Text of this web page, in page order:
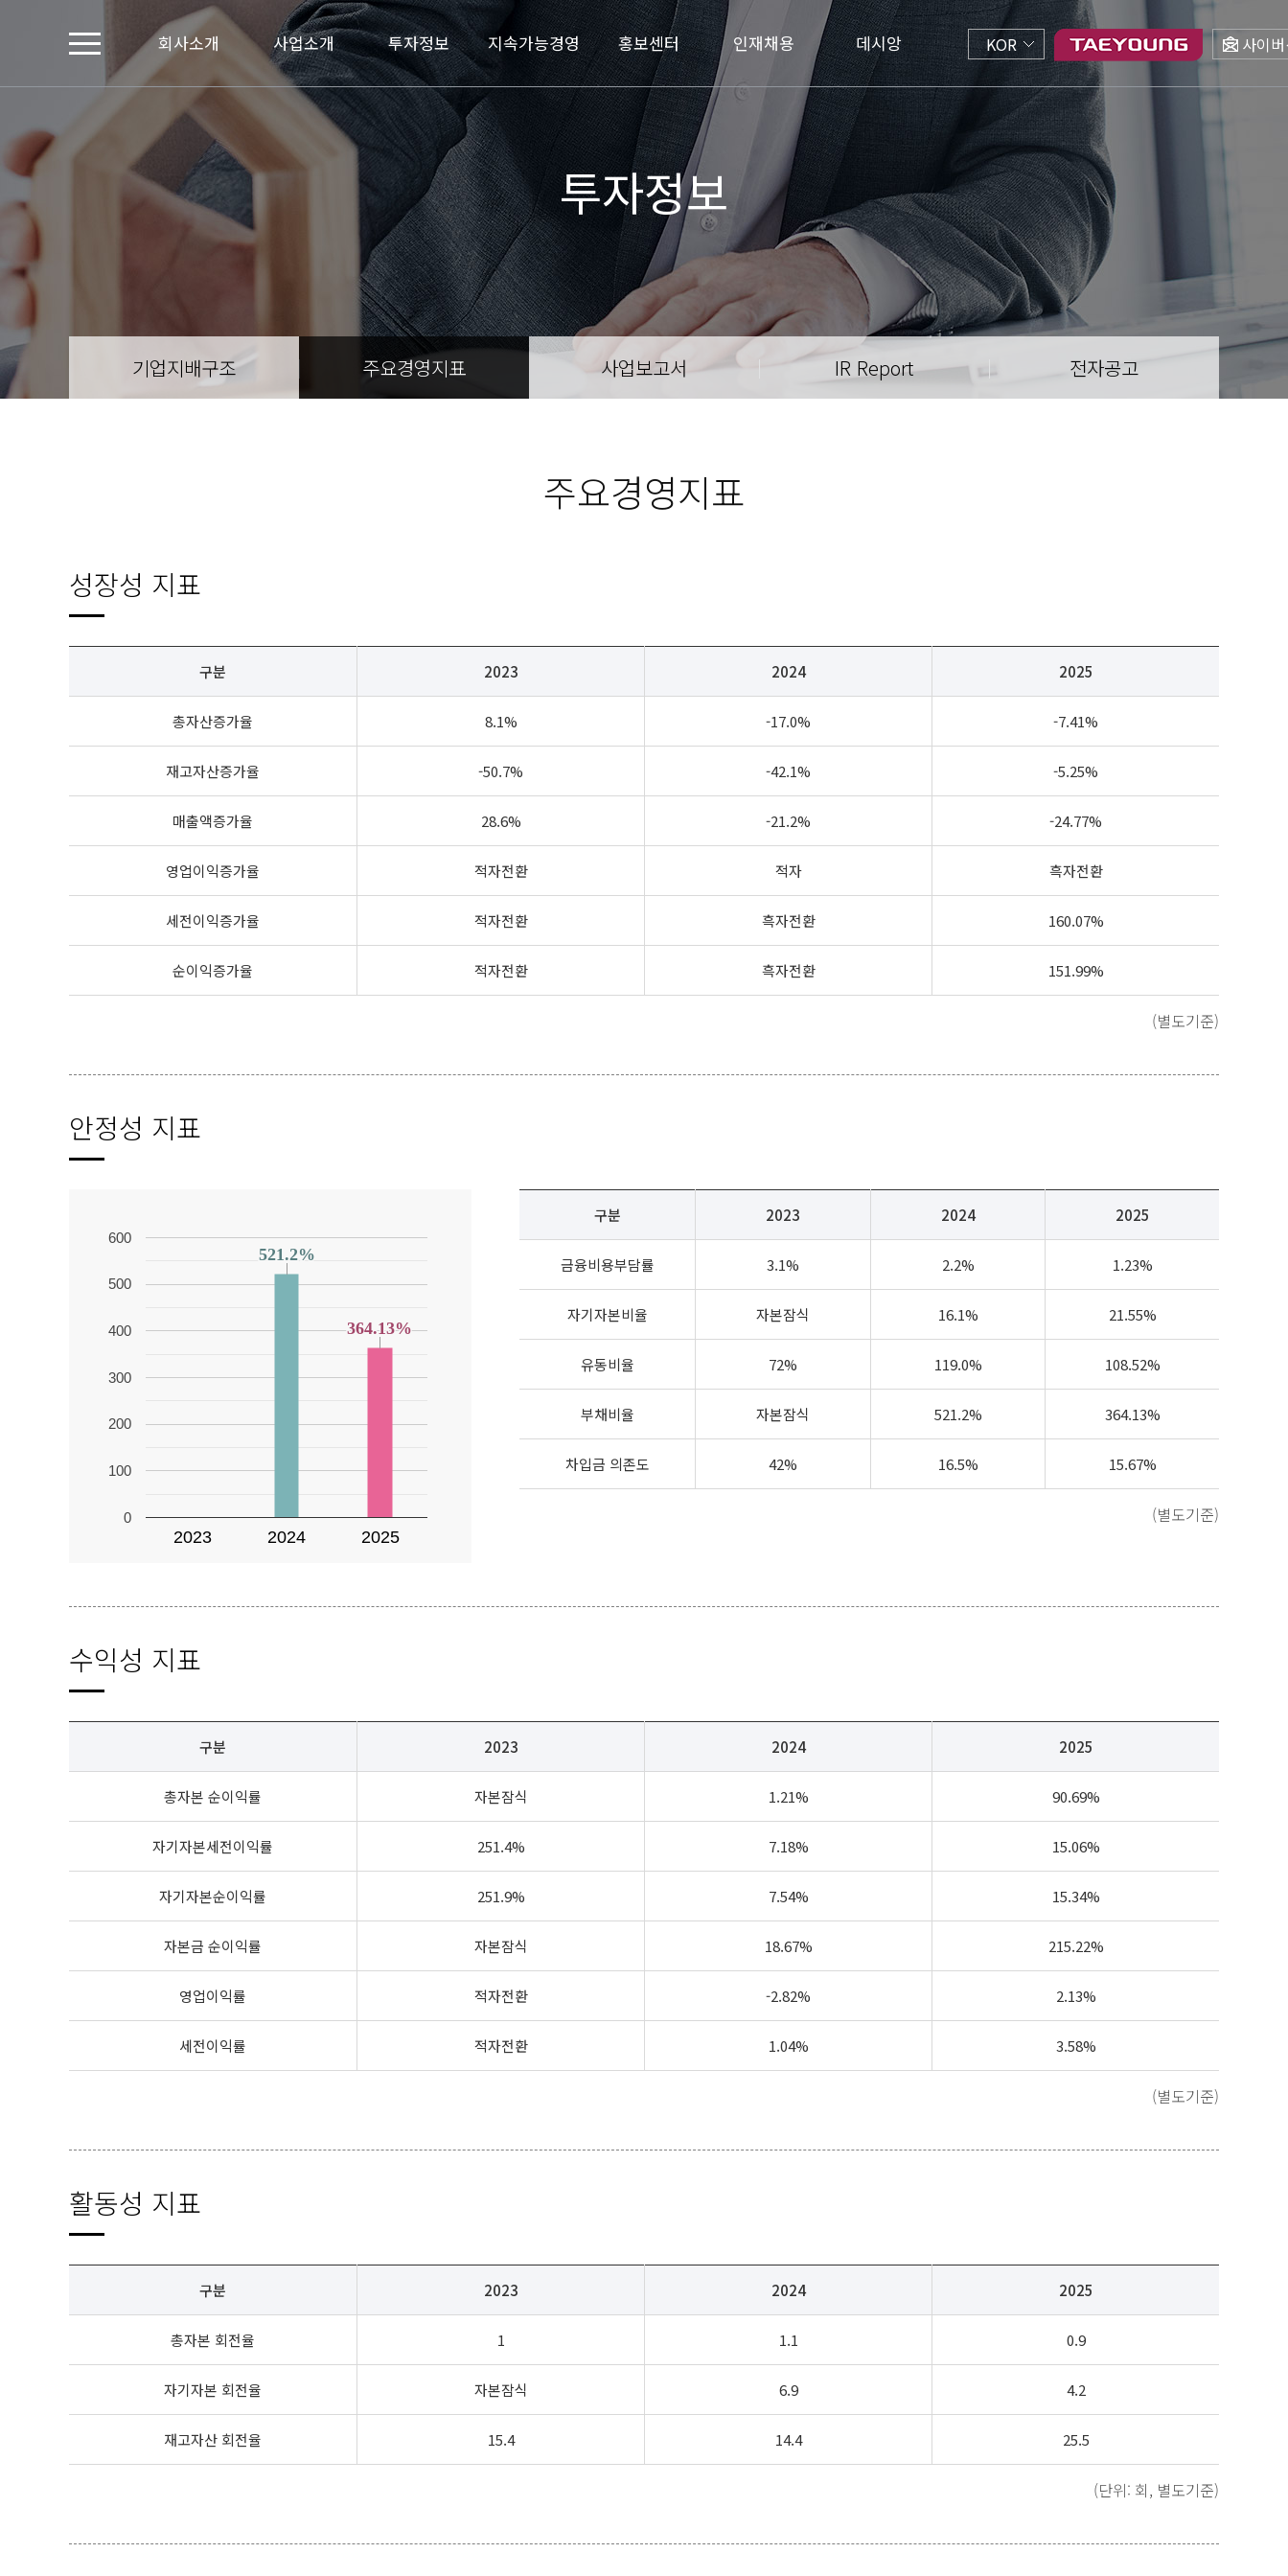
회사소개 사업소개 투자정보 지속가능경영 홍보센터 인재채용 데시앙 KOR 사이
투자정보
기업지배구조 주요경영지표 사업보고서 IR Report 전자공고
주요경영지표
성장성 지표
구분 2023 2024 2025
총자산증가율 8.1% -17.0% -7.41%
재고자산증가율 -50.7% -42.1% -5.25%
매출액증가율 28.6% -21.2% -24.77%
영업이익증가율 적자전환 적자 흑자전환
세전이익증가율 적자전환 흑자전환 160.07%
순이익증가율 적자전환 흑자전환 151.99%
(별도기준)
안정성 지표
2023 2024 2025
0
100
200
300
400
500
600
521.2%
521.2%
364.13%
364.13%
구분 2023 2024 2025
금융비용부담률 3.1% 2.2% 1.23%
자기자본비율 자본잠식 16.1% 21.55%
유동비율 72% 119.0% 108.52%
부채비율 자본잠식 521.2% 364.13%
차입금 의존도 42% 16.5% 15.67%
(별도기준)
수익성 지표
구분 2023 2024 2025
총자본 순이익률 자본잠식 1.21% 90.69%
자기자본세전이익률 251.4% 7.18% 15.06%
자기자본순이익률 251.9% 7.54% 15.34%
자본금 순이익률 자본잠식 18.67% 215.22%
영업이익률 적자전환 -2.82% 2.13%
세전이익률 적자전환 1.04% 3.58%
(별도기준)
활동성 지표
구분 2023 2024 2025
총자본 회전율 1 1.1 0.9
자기자본 회전율 자본잠식 6.9 4.2
재고자산 회전율 15.4 14.4 25.5
(단위: 회, 별도기준)